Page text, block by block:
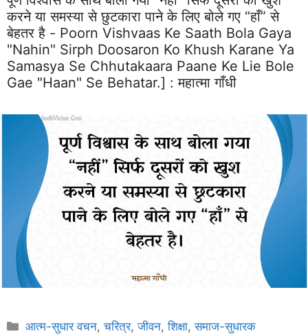
करने या समस्या से छुटकारा पाने के लिए बोले गए “हाँ” से
बेहतर है - Poorn Vishvaas Ke Saath Bola Gaya
"nahin" Sirph Doosaron Ko Khush Karane Ya
Samasya Se Chhutakaara Paane Ke Lie Bole
Gae "haan" Se Behatar.] :महात्मा गाँधी
Categories
आत्म-सुधार वचन,चरित्र,जीवन,शिक्षा,समाज-सुधारक